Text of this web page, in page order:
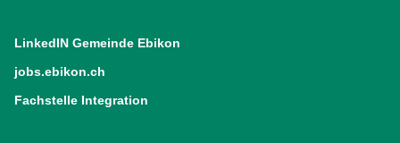
LinkedIN Gemeinde Ebikon
jobs.ebikon.ch
Fachstelle Integration